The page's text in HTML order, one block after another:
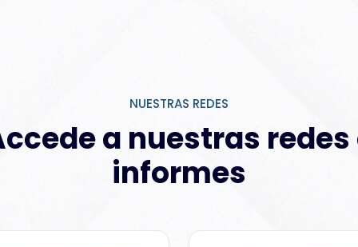
NUESTRAS REDES
a nuestras redes
informes